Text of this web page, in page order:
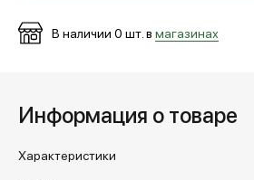
В наличии 0 шт. в магазинах
Информация о товаре
Характеристики